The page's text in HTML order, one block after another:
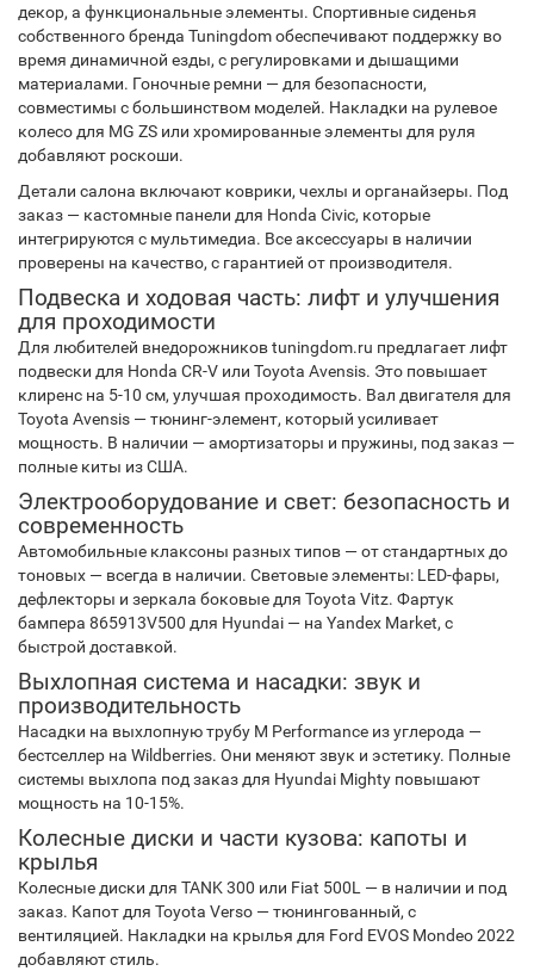
декор, а функциональные элементы. Спортивные сиденья
собственного бренда Tuningdom обеспечивают поддержку во
время динамичной езды, с регулировками и дышащими
материалами. Гоночные ремни — для безопасности,
совместимы с большинством моделей. Накладки на рулевое
колесо для MG ZS или хромированные элементы для руля
добавляют роскоши.
Детали салона включают коврики, чехлы и органайзеры. Под
заказ — кастомные панели для Honda Civic, которые
интегрируются с мультимедиа. Все аксессуары в наличии
проверены на качество, с гарантией от производителя.
Подвеска и ходовая часть: лифт и улучшения
для проходимости
Для любителей внедорожников tuningdom.ru предлагает лифт
подвески для Honda CR-V или Toyota Avensis. Это повышает
клиренс на 5-10 см, улучшая проходимость. Вал двигателя для
Toyota Avensis — тюнинг-элемент, который усиливает
мощность. В наличии — амортизаторы и пружины, под заказ —
полные киты из США.
Электрооборудование и свет: безопасность и
современность
Автомобильные клаксоны разных типов — от стандартных до
тоновых — всегда в наличии. Световые элементы: LED-фары,
дефлекторы и зеркала боковые для Toyota Vitz. Фартук
бампера 865913V500 для Hyundai — на Yandex Market, с
быстрой доставкой.
Выхлопная система и насадки: звук и
производительность
Насадки на выхлопную трубу M Performance из углерода —
бестселлер на Wildberries. Они меняют звук и эстетику. Полные
системы выхлопа под заказ для Hyundai Mighty повышают
мощность на 10-15%.
Колесные диски и части кузова: капоты и
крылья
Колесные диски для TANK 300 или Fiat 500L — в наличии и под
заказ. Капот для Toyota Verso — тюнингованный, с
вентиляцией. Накладки на крылья для Ford EVOS Mondeo 2022
добавляют стиль.